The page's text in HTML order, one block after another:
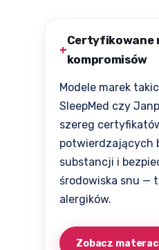
Certyfikowane
kompromisów
Modele marek
SleepMed czy
szereg
potwierdzających
substancji i
środowiska snu —
alergików.
Zobacz